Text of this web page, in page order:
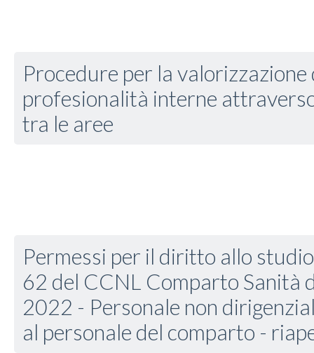
Procedure per la valorizzazione
profesionalità interne
tra le aree
Permessi per il diritto allo
62 del CCNL Comparto Sanità
2022 - Personale non
al personale del comparto -